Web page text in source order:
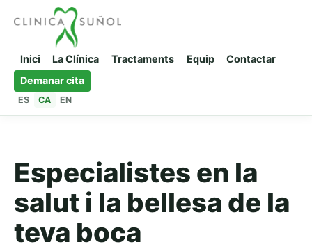
Inici La Clínica Tractaments Equip
Contactar
Demanar cita
ES CA EN
Especialistes en la
salut i la bellesa de la
teva boca